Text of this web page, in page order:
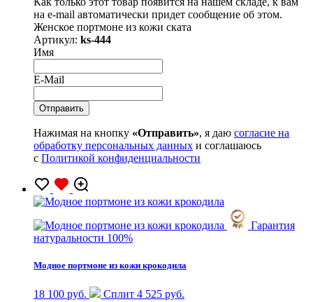
на e-mail автоматически придет сообщение об этом.
Женское портмоне из кожи ската
Артикул: ks-444
Имя
E-Mail
Нажимая на кнопку «Отправить», я даю согласие на
обработку персональных данных и соглашаюсь
с Политикой конфиденциальности
Гарантия
натуральности 100%
Модное портмоне из кожи крокодила
18 100 руб.
Сплит 4 525 руб.